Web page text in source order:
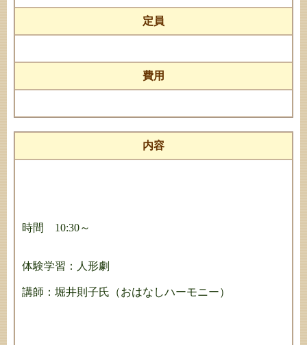
定員
費用
内容
時間 10:30～
体験学習：人形劇
講師：堀井則子氏（おはなしハーモニー）